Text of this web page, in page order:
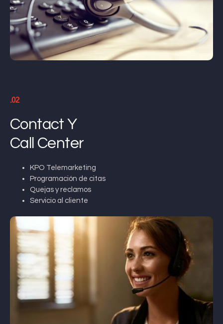
.02
Contact Y
Call Center
KPO Telemarketing
Programación de citas
Quejas y reclamos
Servicio al cliente